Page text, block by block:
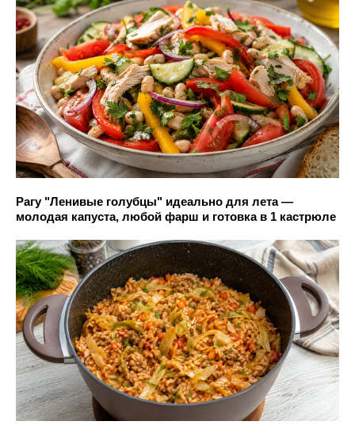
Рагу "Ленивые голубцы" идеально для лета —
молодая капуста, любой фарш и готовка в 1 кастрюле